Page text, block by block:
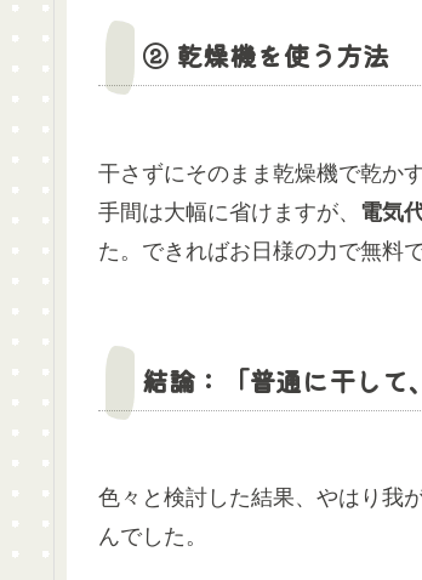
② 乾燥機を使う方法
干さずにそのまま乾燥機で乾かす
手間は大幅に省けますが、 電気
た。できればお日様の力で無料
結論：「普通に干して
色々と検討した結果、やはり我
んでした。